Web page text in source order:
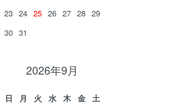
23 24 25 26 27 28 29
30 31
2026年9月
日 月 火 水 木 金
土